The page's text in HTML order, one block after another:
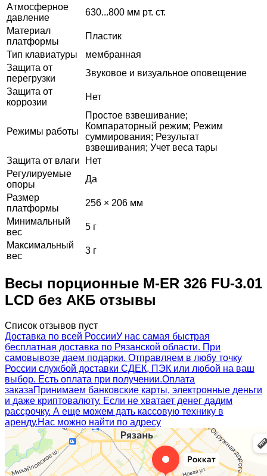
Атмосферное
давление
630...800 мм рт. ст.
Материал
платформы
Пластик
Тип клавиатуры
мембранная
Защита от
перегрузки
Звуковое и визуальное оповещение
Защита от
коррозии
Нет
Режимы работы
Простое взвешивание;
Компараторный режим; Режим
суммирования; Результат
взвешивания; Учет веса тары
Защита от влаги
Нет
Регулируемые
опоры
Да
Размер
платформы
256 × 206 мм
Минимальный
вес
5 г
Максимальный
вес
3 г
Весы порционные M-ER 326 FU-3.01
LCD без АКБ отзывы
Список отзывов пуст
Доставка по всей РоссииУ нас самая быстрая
бесплатная доставка по Рязанской области. При
самовывозе даем подарки. Отправляем в любу точку
России службой доставки СДЕК, ПЭК или любой на ваш
выбор. Есть оплата при получении.Оплата
заказаПринимаем банковские карты, электронные деньги
и даже криптовалюту. Если не хватает денег дадим
рассрочку. А еще можем дать кассовую технику в
аренду.Нас можно найти по адресу